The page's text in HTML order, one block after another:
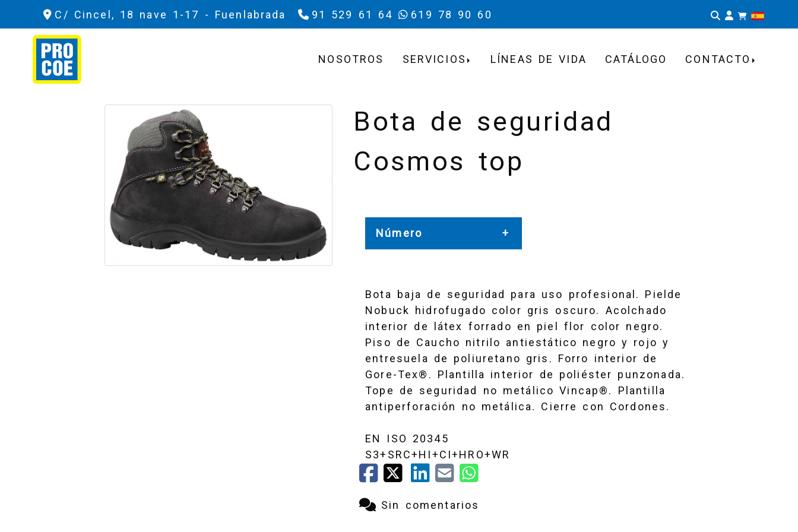
C/ Cincel, 18 nave 1-17 - Fuenlabrada 91 529 61 64 619 78 90 60
NOSOTROS SERVICIOS LÍNEAS DE VIDA CATÁLOGO CONTACTO
Bota de seguridad
Cosmos top
Número
36
37
39
Bota baja de seguridad para uso profesional. Pielde
Nobuck hidrofugado color gris oscuro. Acolchado
interior de látex forrado en piel flor color negro.
Piso de Caucho nitrilo antiestático negro y rojo y
entresuela de poliuretano gris. Forro interior de
Gore-Tex®. Plantilla interior de poliéster punzonada.
Tope de seguridad no metálico Vincap®. Plantilla
antiperforación no metálica. Cierre con Cordones.
EN ISO 20345
S3+SRC+HI+CI+HRO+WR
Sin comentarios